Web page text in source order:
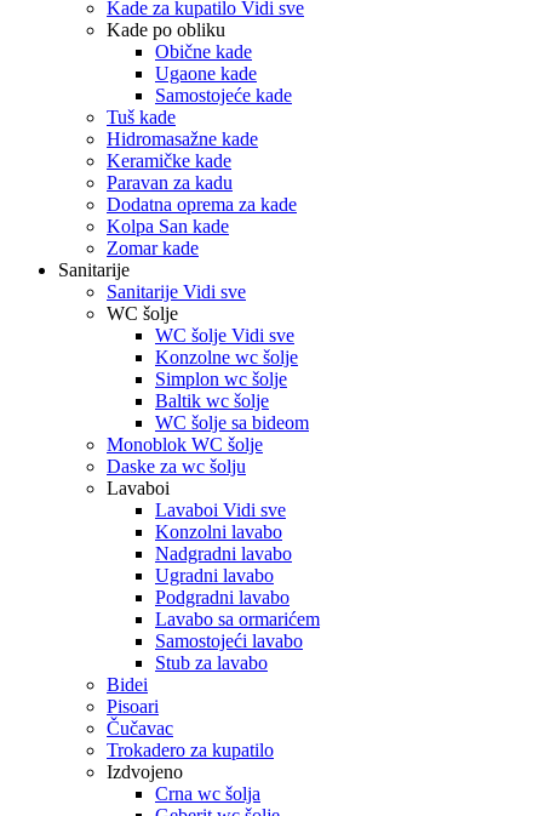
Kade za kupatilo Vidi sve
Kade po obliku
Obične kade
Ugaone kade
Samostojeće kade
Tuš kade
Hidromasažne kade
Keramičke kade
Paravan za kadu
Dodatna oprema za kade
Kolpa San kade
Zomar kade
Sanitarije
Sanitarije Vidi sve
WC šolje
WC šolje Vidi sve
Konzolne wc šolje
Simplon wc šolje
Baltik wc šolje
WC šolje sa bideom
Monoblok WC šolje
Daske za wc šolju
Lavaboi
Lavaboi Vidi sve
Konzolni lavabo
Nadgradni lavabo
Ugradni lavabo
Podgradni lavabo
Lavabo sa ormarićem
Samostojeći lavabo
Stub za lavabo
Bidei
Pisoari
Čučavac
Trokadero za kupatilo
Izdvojeno
Crna wc šolja